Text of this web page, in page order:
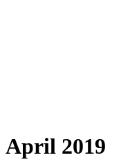
April 2019